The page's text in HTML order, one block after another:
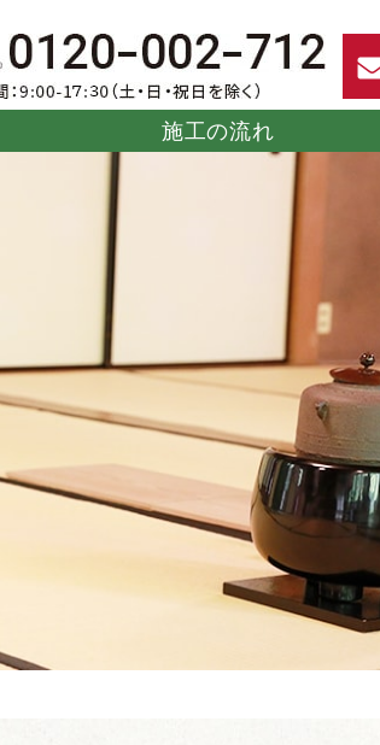
タフマット
防球・防護マット
「Gガード」
「団欒（だんら
ん）」
災害備蓄用畳
「そくさい」
置き畳
葬祭用畳
病院・介護福祉施
設
葬儀社
施工の流れ